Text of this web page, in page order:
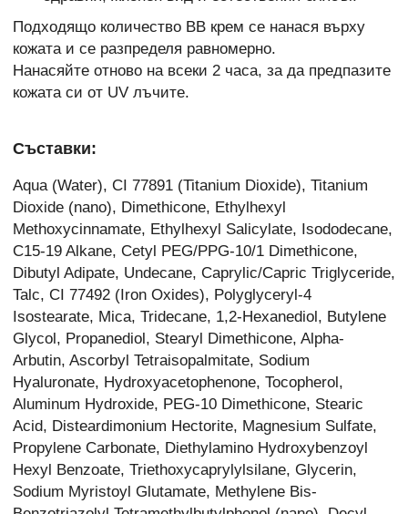
Подходящо количество BB крем се нанася върху
кожата и се разпределя равномерно.
Нанасяйте отново на всеки 2 часа, за да предпазите
кожата си от UV лъчите.
Съставки:
Aqua (Water), CI 77891 (Titanium Dioxide), Titanium
Dioxide (nano), Dimethicone, Ethylhexyl
Methoxycinnamate, Ethylhexyl Salicylate, Isododecane,
C15-19 Alkane, Cetyl PEG/PPG-10/1 Dimethicone,
Dibutyl Adipate, Undecane, Caprylic/Capric Triglyceride,
Talc, CI 77492 (Iron Oxides), Polyglyceryl-4
Isostearate, Mica, Tridecane, 1,2-Hexanediol, Butylene
Glycol, Propanediol, Stearyl Dimethicone, Alpha-
Arbutin, Ascorbyl Tetraisopalmitate, Sodium
Hyaluronate, Hydroxyacetophenone, Tocopherol,
Aluminum Hydroxide, PEG-10 Dimethicone, Stearic
Acid, Disteardimonium Hectorite, Magnesium Sulfate,
Propylene Carbonate, Diethylamino Hydroxybenzoyl
Hexyl Benzoate, Triethoxycaprylylsilane, Glycerin,
Sodium Myristoyl Glutamate, Methylene Bis-